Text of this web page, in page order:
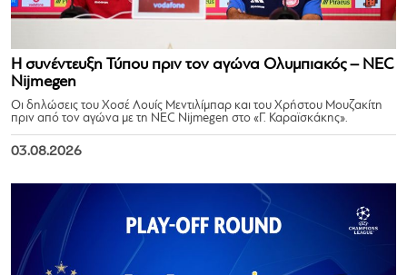
Η συνέντευξη Τύπου πριν τον αγώνα Ολυμπιακός – NEC
Nijmegen
Οι δηλώσεις του Χοσέ Λουίς Μεντιλίμπαρ και του Χρήστου Μουζακίτη
πριν από τον αγώνα με τη NEC Nijmegen στο «Γ. Καραϊσκάκης».
03.08.2026